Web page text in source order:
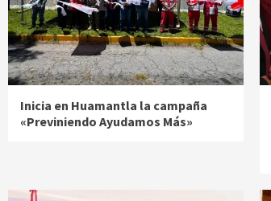
Inicia en Huamantla la campaña
«Previniendo Ayudamos Más»